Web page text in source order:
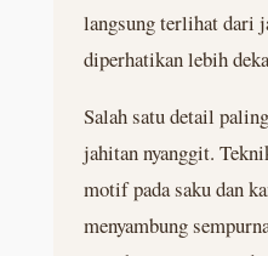
langsung terlihat dari
diperhatikan lebih
Salah satu detail
jahitan nyanggit.
motif pada saku dan
menyambung